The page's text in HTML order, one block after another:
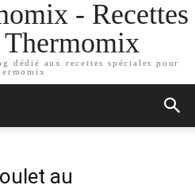
- Recettes
Thermomix
dédié aux recettes spéciales pour
au